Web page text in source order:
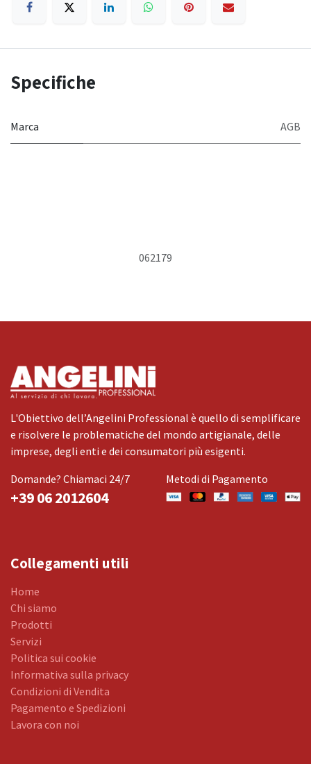
Specifiche
Marca AGB
062179
L'Obiettivo dell’Angelini Professional è quello di semplificare
e risolvere le problematiche del mondo artigianale, delle
imprese, degli enti e dei consumatori più esigenti.
Domande? Chiamaci 24/7
+39 06 2012604
Metodi di Pagamento
Collegamenti utili
Home
Chi siamo
Prodotti
Servizi
Politica sui cookie
Informativa sulla privacy
Condizioni di Vendita
Pagamento e Spedizioni
Lavora con noi